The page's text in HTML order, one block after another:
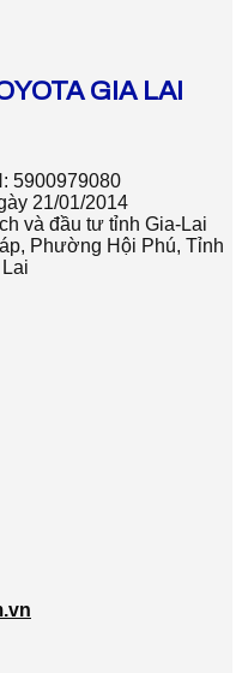
GIA LAI
5900979080
21/01/2014
và đầu tư tỉnh Gia-Lai
Phường Hội Phú, Tỉnh